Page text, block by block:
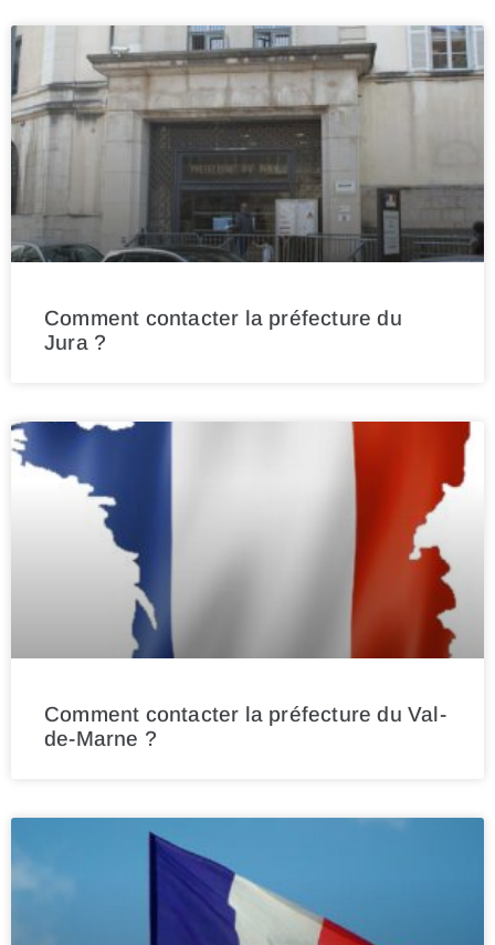
Comment contacter la préfecture du
Jura ?
Comment contacter la préfecture du Val-
de-Marne ?